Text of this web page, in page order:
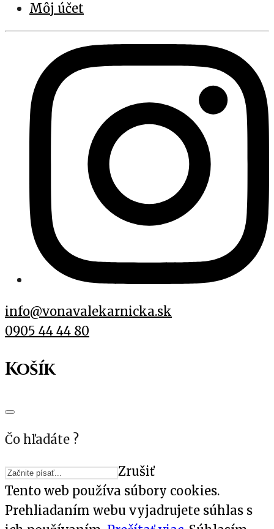
Môj účet
info@vonavalekarnicka.sk
0905 44 44 80
Košík
Čo hľadáte ?
Zrušiť
Tento web používa súbory cookies.
Prehliadaním webu vyjadrujete súhlas s